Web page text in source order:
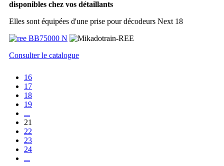
disponibles chez vos détaillants
Elles sont équipées d'une prise pour décodeurs Next 18
Consulter le catalogue
16
17
18
19
...
21
22
23
24
...